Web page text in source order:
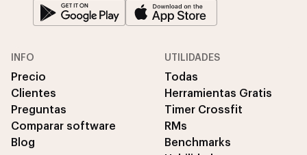
INFO
Precio
Clientes
Preguntas
Comparar software
Blog
UTILIDADES
Todas
Herramientas Gratis
Timer Crossfit
RMs
Benchmarks